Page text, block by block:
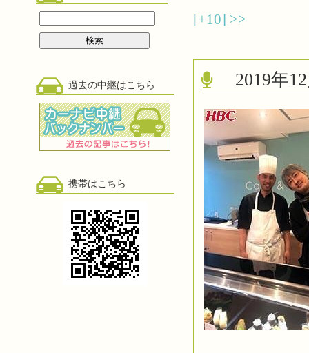
過去の中継はこちら
携帯はこちら
[+10] >>
2019年